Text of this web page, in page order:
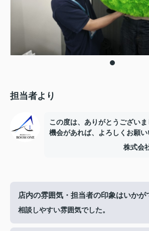
担当者より
この度は、ありがとうございま
機会があれば、よろしくお願い
株式会
店内の雰囲気・担当者の印象はいかが
相談しやすい雰囲気でした。